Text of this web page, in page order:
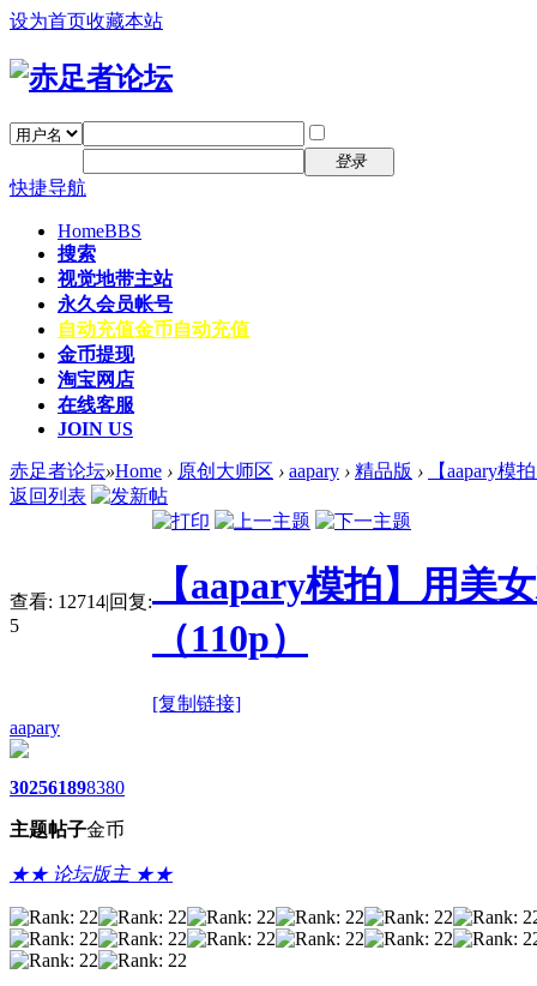
设为首页收藏本站
登录
快捷导航
HomeBBS
搜索
视觉地带主站
永久会员帐号
自动充值金币自动充值
金币提现
淘宝网店
在线客服
JOIN US
赤足者论坛»Home › 原创大师区 › aapary › 精品版 ›
【aapary模
返回列表
查看: 12714|回复:
5
【aapary模拍】用美
（110p）
[复制链接]
aapary
3025
主题
6189
帖子
8380
金币
★★ 论坛版主 ★★